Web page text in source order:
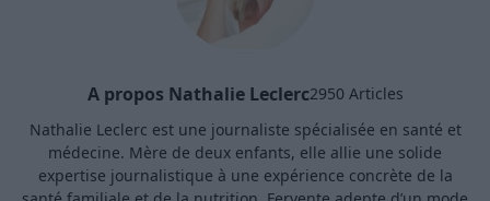
A propos Nathalie Leclerc2950 Articles
Nathalie Leclerc est une journaliste spécialisée en santé et
médecine. Mère de deux enfants, elle allie une solide
expertise journalistique à une expérience concrète de la